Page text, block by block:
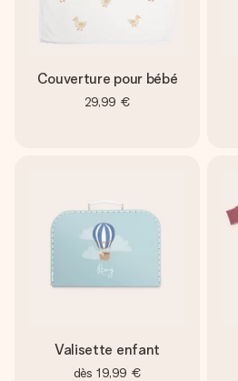
Couverture pour bébé
29,99 €
Valisette enfant
dès 19,99 €